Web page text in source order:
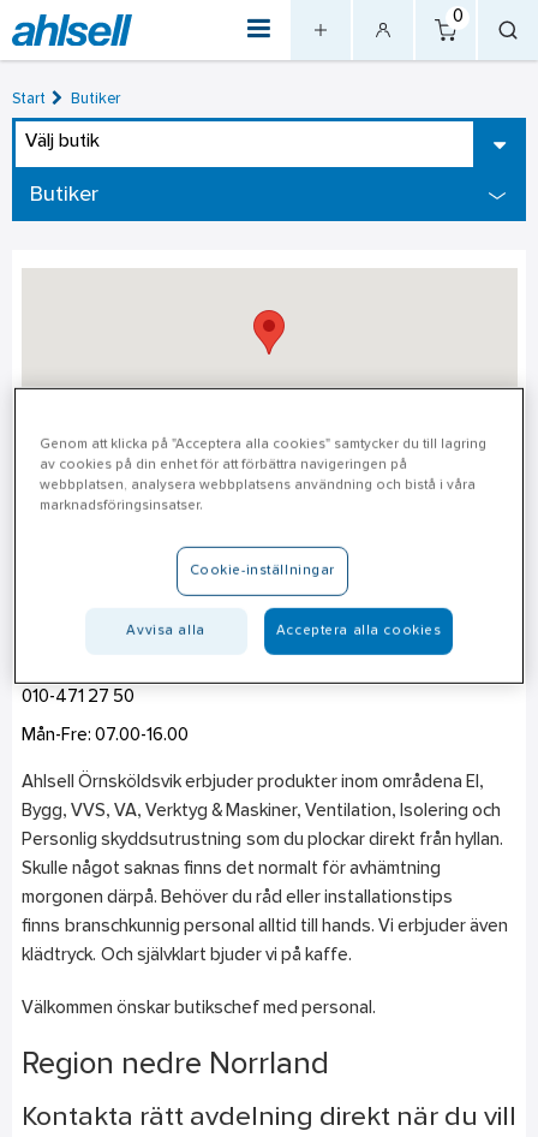
0
Start Butiker
Välj butik
Butiker
Örnsköldsvik
Örnsköldsvik
010-471 27 50
Mån-Fre: 07.00-16.00
Ahlsell Örnsköldsvik erbjuder produkter inom områdena El,
Bygg, VVS, VA, Verktyg & Maskiner, Ventilation, Isolering och
Personlig skyddsutrustning som du plockar direkt från hyllan.
Skulle något saknas finns det normalt för avhämtning
morgonen därpå. Behöver du råd eller installationstips
finns branschkunnig personal alltid till hands. Vi erbjuder även
klädtryck. Och självklart bjuder vi på kaffe.
Välkommen önskar butikschef med personal.
Region nedre Norrland
Kontakta rätt avdelning direkt när du vill
Genom att klicka på "Acceptera alla cookies" samtycker du till lagring
av cookies på din enhet för att förbättra navigeringen på
webbplatsen, analysera webbplatsens användning och bistå i våra
marknadsföringsinsatser.
Cookie-inställningar
Avvisa alla Acceptera alla cookies